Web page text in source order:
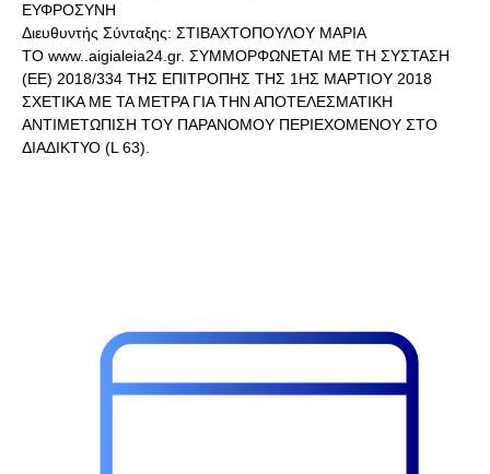
ΕΥΦΡΟΣΥΝΗ
Διευθυντής Σύνταξης: ΣΤΙΒΑΧΤΟΠΟΥΛΟΥ ΜΑΡΙΑ
ΤΟ www..aigialeia24.gr. ΣΥΜΜΟΡΦΩΝΕΤΑΙ ΜΕ ΤΗ ΣΥΣΤΑΣΗ
(ΕΕ) 2018/334 ΤΗΣ ΕΠΙΤΡΟΠΗΣ ΤΗΣ 1ΗΣ ΜΑΡΤΙΟΥ 2018
ΣΧΕΤΙΚΑ ΜΕ ΤΑ ΜΕΤΡΑ ΓΙΑ ΤΗΝ ΑΠΟΤΕΛΕΣΜΑΤΙΚΗ
ΑΝΤΙΜΕΤΩΠΙΣΗ ΤΟΥ ΠΑΡΑΝΟΜΟΥ ΠΕΡΙΕΧΟΜΕΝΟΥ ΣΤΟ
ΔΙΑΔΙΚΤΥΟ (L 63).